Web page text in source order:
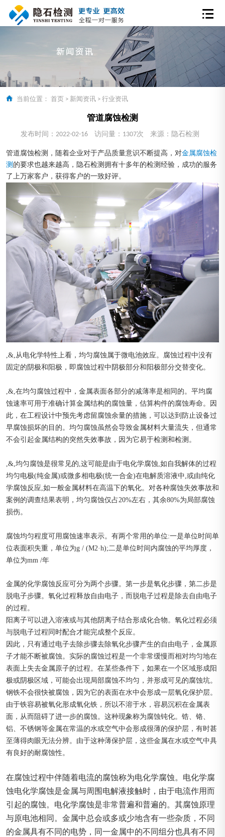
当前位置： 首页 > 新闻资讯 > 行业资讯
管道腐蚀检测
发布时间：2022-02-16 访问量：1307次 来源：隐石检测
管道腐蚀检测，随着企业对于产品质量意识不断提高，对金属腐蚀检
测 的要求也越来越高，隐石检测拥有十多年的检测经验，成功的服务
了上万家客户，获得客户的一致好评。
,&,从电化学特性上看，均匀腐蚀属于微电池效应。腐蚀过程中没有
固定的阴极和阳极，即腐蚀过程中阴极部分和阳极部分交替变化。
,&,在均匀腐蚀过程中，金属表面各部分的减薄率是相同的。平均腐
蚀速率可用于准确计算金属结构的腐蚀量，估算构件的腐蚀寿命。因
此，在工程设计中预先考虑留腐蚀余量的措施，可以达到防止设备过
早腐蚀损坏的目的。均匀腐蚀虽然会导致金属材料大量流失，但通常
不会引起金属结构的突然失效事故，因为它易于检测和检测。
,&,均匀腐蚀是很常见的,这可能是由于电化学腐蚀,如自我解体的过程
均匀电极(纯金属)或微多相电极(统一合金)在电解质溶液中,或由纯化
学腐蚀反应,如一般金属材料在高温下的氧化。对各种腐蚀失效事故和
案例的调查结果表明，均匀腐蚀仅占20%左右，其余80%为局部腐蚀
损伤。
腐蚀均匀程度可用腐蚀速率表示。有两个常用的单位:一是单位时间单
位表面积失重，单位为g / (M2·h);二是单位时间内腐蚀的平均厚度，
单位为mm /年
金属的化学腐蚀反应可分为两个步骤。第一步是氧化步骤，第二步是
脱电子步骤。氧化过程释放自由电子，而脱电子过程是除去自由电子
的过程。
阳离子可以进入溶液或与其他阴离子结合形成化合物。氧化过程必须
与脱电子过程同时配合才能完成整个反应。
因此，只有通过电子去除步骤去除氧化步骤产生的自由电子，金属原
子才能不断被腐蚀。实际的腐蚀过程是一个非常缓慢而相对均匀地在
表面上失去金属原子的过程。在某些条件下，如果在一个区域形成阳
极或阴极区域，可能会出现局部腐蚀不均匀，并形成可见的腐蚀坑。
钢铁不会很快被腐蚀，因为它的表面在水中会形成一层氧化保护层。
由于铁容易被氧化形成氧化铁，所以不溶于水，容易沉积在金属表
面，从而阻碍了进一步的腐蚀。这种现象称为腐蚀钝化。锆、铬、
铝、不锈钢等金属在常温的水或空气中会形成很薄的保护层，有时甚
至薄得肉眼无法分辨。由于这种薄保护层，这些金属在水或空气中具
有良好的耐腐蚀性。
在腐蚀过程中伴随着电流的腐蚀称为电化学腐蚀。电化学腐
蚀电化学腐蚀是金属与周围电解液接触时，由于电流作用而
引起的腐蚀。电化学腐蚀是非常普遍和普遍的。其腐蚀原理
与原电池相同。金属中总会或多或少地含有一些杂质，不同
的金属具有不同的电势，同一金属中的不同组分也具有不同